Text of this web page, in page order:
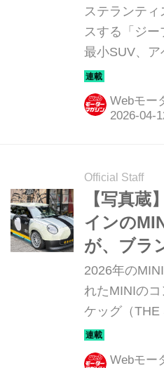
ベンジャ
ド」
ステランティ
スする「ジー
最小SUV、
リッドモデル
テールを写
Webモー
Official Staff
【写真蔵
インの
が、ブラ
具現化し
底されて
2026年の
れたMINIの
ケッグ（THE
ールを写真で
Webモー